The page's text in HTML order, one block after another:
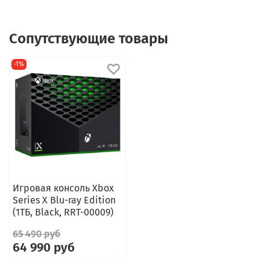
Сопутствующие товары
-1%
Игровая консоль Xbox
Series X Blu-ray Edition
(1ТБ, Black, RRT-00009)
65 490 руб
64 990 руб